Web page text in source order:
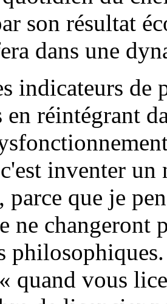
son résultat
dans une
indicateurs de
en réintégrant
inventer un
parce que je
ne changeront
quand vous